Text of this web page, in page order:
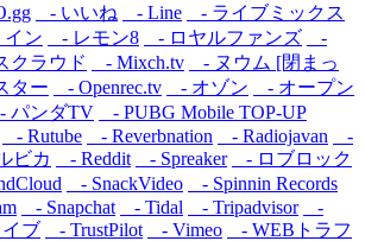
- いいね - Line
- ライブミックス
ン - レモン8 - ロヤルファンズ
-
クラウド - Mixch.tv
- ヌウム [閉まっ
ター - Openrec.tv - オゾン
- オープン
パンダTV
- PUBG Mobile TOP-UP
- Rutube - Reverbnation - Radiojavan
-
ビカ - Reddit - Spreaker
- ロブロック
- SnackVideo
- Spinnin Records
- Snapchat - Tidal - Tripadvisor
-
ブ - TrustPilot - Vimeo
- WEBトラフ